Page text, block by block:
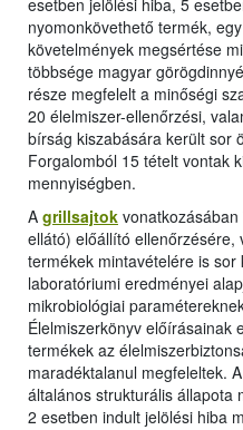
esetben jelölési hiba, 5
nyomonkövethető termék,
követelmények megsértése
többsége magyar
része megfelelt a minőségi
20 élelmiszer-ellenőrzési,
bírság kiszabására került sor
Forgalomból 15 tételt vontak
mennyiségben.
A grillsajtok
ellátó) előállító
termékek mintavételére is
laboratóriumi eredményei
mikrobiológiai
Élelmiszerkönyv előírásainak
termékek az
maradéktalanul megfeleltek.
általános strukturális állapota
2 esetben indult jelölési hiba